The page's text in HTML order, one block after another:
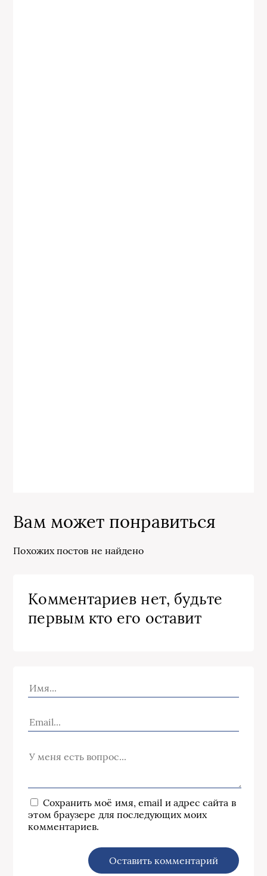
Вам может понравиться
Похожих постов не найдено
Комментариев нет, будьте
первым кто его оставит
Сохранить моё имя, email и адрес сайта в
этом браузере для последующих моих
комментариев.